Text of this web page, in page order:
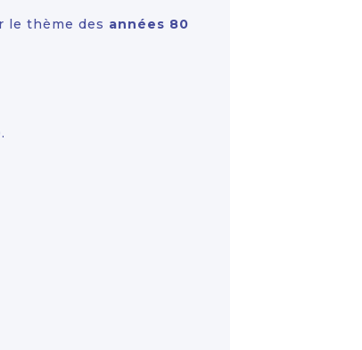
le thème des années 80